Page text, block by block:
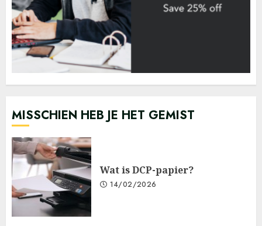
MISSCHIEN HEB JE HET GEMIST
Wat is DCP-papier?
14/02/2026